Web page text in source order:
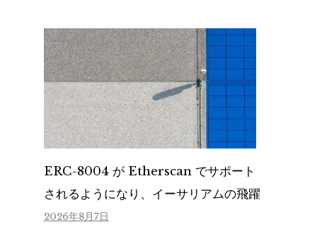
ERC-8004 が Etherscan でサポート
されるようになり、イーサリアムの飛躍
2026年8月7日